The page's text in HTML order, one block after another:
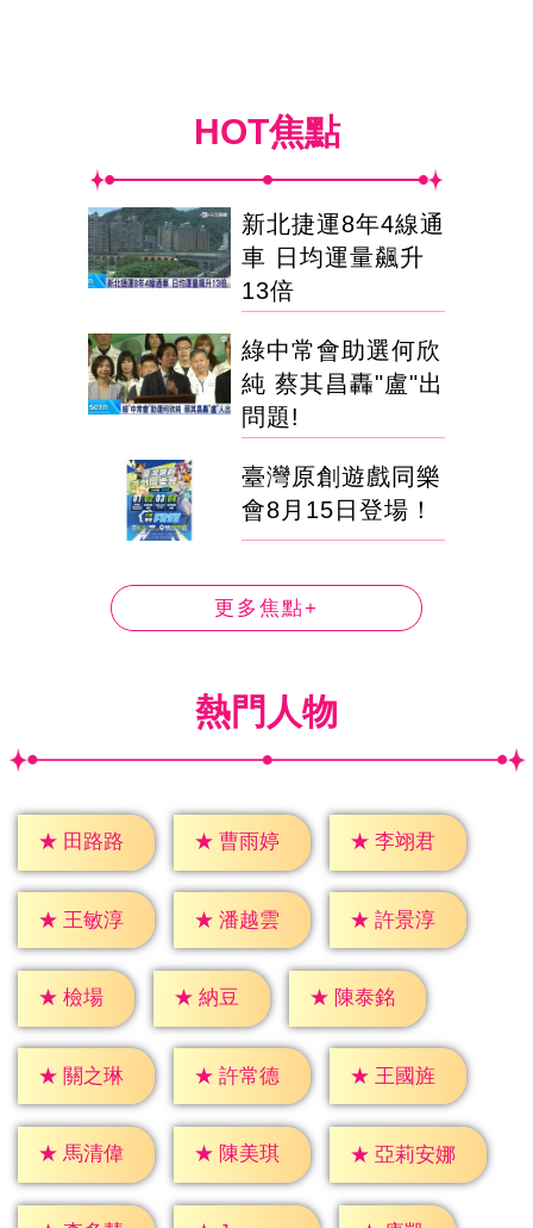
HOT焦點
新北捷運8年4線通
車 日均運量飆升
13倍
綠中常會助選何欣
純 蔡其昌轟"盧"出
問題!
臺灣原創遊戲同樂
會8月15日登場！
更多焦點+
熱門人物
★ 田路路 ★ 曹雨婷 ★ 李翊君
★ 王敏淳 ★ 潘越雲 ★ 許景淳
★ 檢場 ★ 納豆 ★ 陳泰銘
★ 關之琳 ★ 許常德 ★ 王國旌
★ 馬清偉 ★ 陳美琪 ★ 亞莉安娜